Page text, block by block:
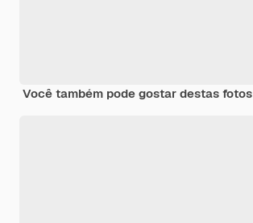
Você também pode gostar destas fotos